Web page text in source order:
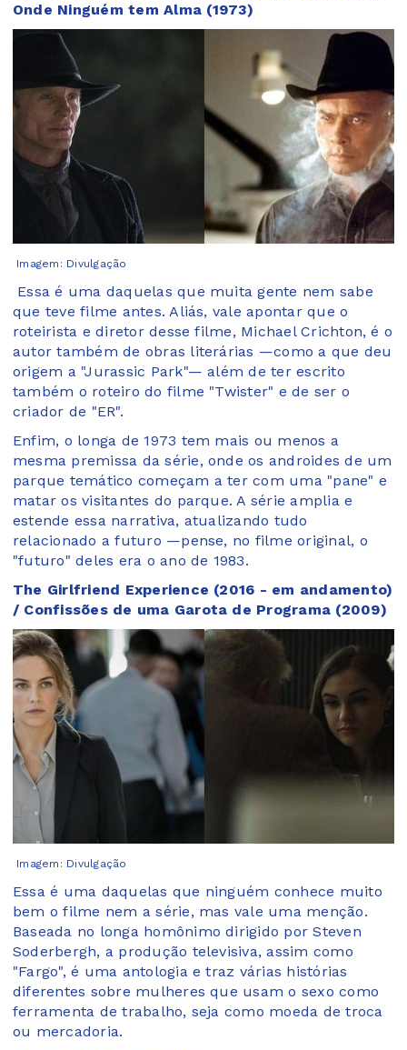
Onde Ninguém tem Alma (1973)
Imagem: Divulgação
Essa é uma daquelas que muita gente nem sabe
que teve filme antes. Aliás, vale apontar que o
roteirista e diretor desse filme, Michael Crichton, é o
autor também de obras literárias —como a que deu
origem a "Jurassic Park"— além de ter escrito
também o roteiro do filme "Twister" e de ser o
criador de "ER".
Enfim, o longa de 1973 tem mais ou menos a
mesma premissa da série, onde os androides de um
parque temático começam a ter com uma "pane" e
matar os visitantes do parque. A série amplia e
estende essa narrativa, atualizando tudo
relacionado a futuro —pense, no filme original, o
"futuro" deles era o ano de 1983.
The Girlfriend Experience (2016 - em andamento)
/ Confissões de uma Garota de Programa (2009)
Imagem: Divulgação
Essa é uma daquelas que ninguém conhece muito
bem o filme nem a série, mas vale uma menção.
Baseada no longa homônimo dirigido por Steven
Soderbergh, a produção televisiva, assim como
"Fargo", é uma antologia e traz várias histórias
diferentes sobre mulheres que usam o sexo como
ferramenta de trabalho, seja como moeda de troca
ou mercadoria.